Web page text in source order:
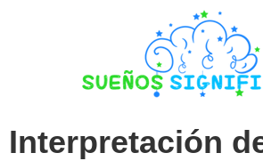
Interpretación